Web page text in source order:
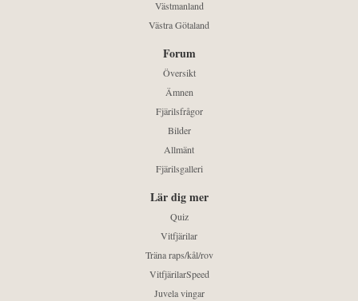
Västmanland
Västra Götaland
Forum
Översikt
Ämnen
Fjärilsfrågor
Bilder
Allmänt
Fjärilsgalleri
Lär dig mer
Quiz
Vitfjärilar
Träna raps/kål/rov
VitfjärilarSpeed
Juvela vingar